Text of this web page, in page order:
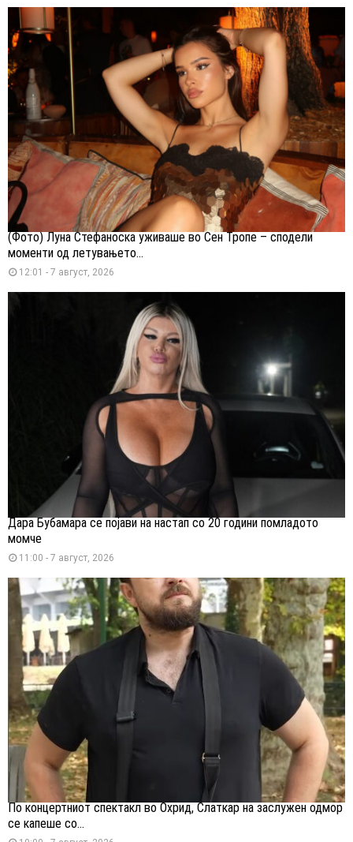
(Фото) Луна Стефаноска уживаше во Сен Тропе – сподели
моменти од летувањето...
12:01 - 7 август, 2026
Дара Бубамара се појави на настап со 20 години помладото
момче
11:00 - 7 август, 2026
По концертниот спектакл во Охрид, Слаткар на заслужен одмор
се капеше со...